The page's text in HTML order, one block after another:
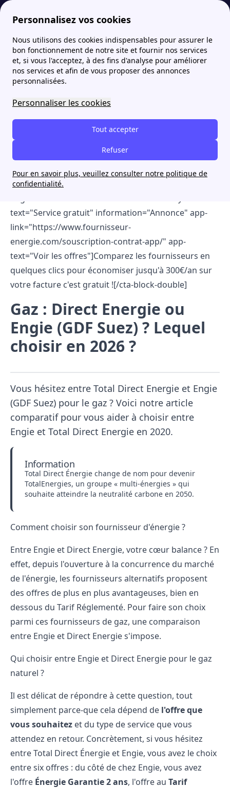
Personnalisez vos cookies
Nous utilisons des cookies indispensables pour assurer le
bon fonctionnement de notre site et fournir nos services
et, si vous l'acceptez, à des fins d'analyse pour améliorer
nos services et afin de vous proposer des annonces
personnalisées.
Personnaliser les cookies
Tout accepter
Refuser
Pour en savoir plus, veuillez consulter notre politique de
confidentialité.
Fournisseur-Energie Gaz : Direct Energie ou Engie (GDF Suez) ? Lequel choisir en 2026 ?
[cta-block-double active="day" color="white"
title="Direct Energie ou Engie ? Laissez-nous vous
aider !" call-link="tel:0977400806" call-text="09 77 40
information="Annonce" wcb-text="Rappel"]Comparez
les fournisseurs avec nos conseillers pour
économiser jusqu'à 300€/an sur votre facture c'est
gratuit ![/cta-block-double][cta-block-double
active="night" color="white" title="Direct Energie ou
text="Service gratuit" information="Annonce" app-
link="https://www.fournisseur-
energie.com/souscription-contrat-app/" app-
text="Voir les offres"]Comparez les fournisseurs en
quelques clics pour économiser jusqu'à 300€/an sur
votre facture c'est gratuit ![/cta-block-double]
Gaz : Direct Energie ou
Engie (GDF Suez) ? Lequel
choisir en 2026 ?
Vous hésitez entre Total Direct Energie et Engie
(GDF Suez) pour le gaz ? Voici notre article
comparatif pour vous aider à choisir entre
Engie et Total Direct Energie en 2020.
Information
Total Direct Énergie change de nom pour devenir
TotalEnergies, un groupe « multi-énergies » qui
souhaite atteindre la neutralité carbone en 2050.
Comment choisir son fournisseur d'énergie ?
Entre Engie et Direct Energie, votre cœur balance ? En
effet, depuis l'ouverture à la concurrence du marché
de l'énergie, les fournisseurs alternatifs proposent
des offres de plus en plus avantageuses, bien en
dessous du Tarif Réglementé. Pour faire son choix
parmi ces fournisseurs de gaz, une comparaison
entre Engie et Direct Energie s'impose.
Qui choisir entre Engie et Direct Energie pour le gaz
naturel ?
Il est délicat de répondre à cette question, tout
simplement parce-que cela dépend de l'offre que
vous souhaitez et du type de service que vous
attendez en retour. Concrètement, si vous hésitez
entre Total Direct Énergie et Engie, vous avez le choix
entre six offres : du côté de chez Engie, vous avez
l'offre Énergie Garantie 2 ans, l'offre au Tarif